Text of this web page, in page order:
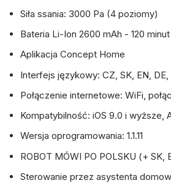
Siła ssania: 3000 Pa (4 poziomy)
Bateria Li-Ion 2600 mAh - 120
Aplikacja Concept Home
Interfejs językowy: CZ, SK, EN, DE,
Połączenie internetowe: WiFi,
Kompatybilność: iOS 9.0 i wyższe,
Wersja oprogramowania: 1.1.11
ROBOT MÓWI PO POLSKU (+ SK,
Sterowanie przez asystenta